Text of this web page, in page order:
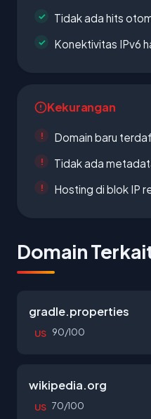
Tidak ada hits
Konektivitas IPv6
Kekurangan
Domain baru
Tidak ada
Hosting di blok IP
Domain
gradle.properties
US 90/100
wikipedia.org
US 70/100